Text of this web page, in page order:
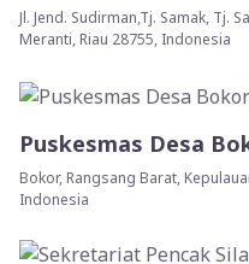
Jl. Jend. Sudirman,Tj. Samak, Tj.
Meranti, Riau 28755, Indonesia
Puskesmas Desa
Bokor, Rangsang Barat,
Indonesia